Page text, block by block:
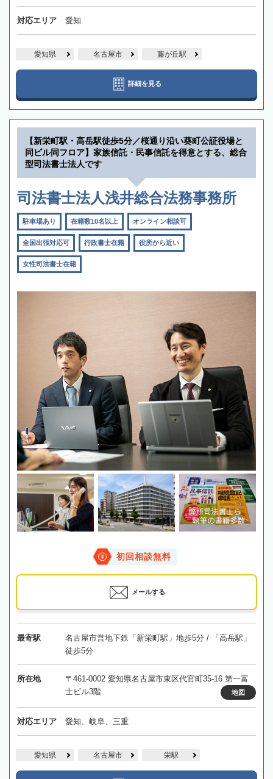
対応エリア 愛知
愛知県 名古屋市 藤が丘駅
詳細を見る
【新栄町駅・高岳駅徒歩5分／桜通り沿い葵町公証役場と
同ビル同フロア】家族信託・民事信託を得意とする、総合
型司法書士法人です
司法書士法人浅井総合法務事務所
駐車場あり 在籍数10名以上 オンライン相談可
全国出張対応可 行政書士在籍 役所から近い
女性司法書士在籍
初回相談無料
メールする
最寄駅
名古屋市営地下鉄「新栄町駅」地歩5分 / 「高岳駅」
徒歩5分
所在地
〒461-0002 愛知県名古屋市東区代官町35-16 第一富
士ビル3階
地図
対応エリア 愛知、岐阜、三重
愛知県 名古屋市 栄駅